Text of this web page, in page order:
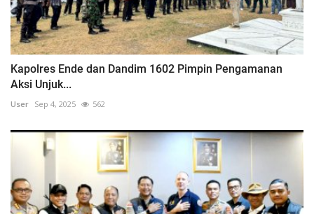
Kapolres Ende dan Dandim 1602 Pimpin Pengamanan
Aksi Unjuk...
User Sep 4, 2025 562